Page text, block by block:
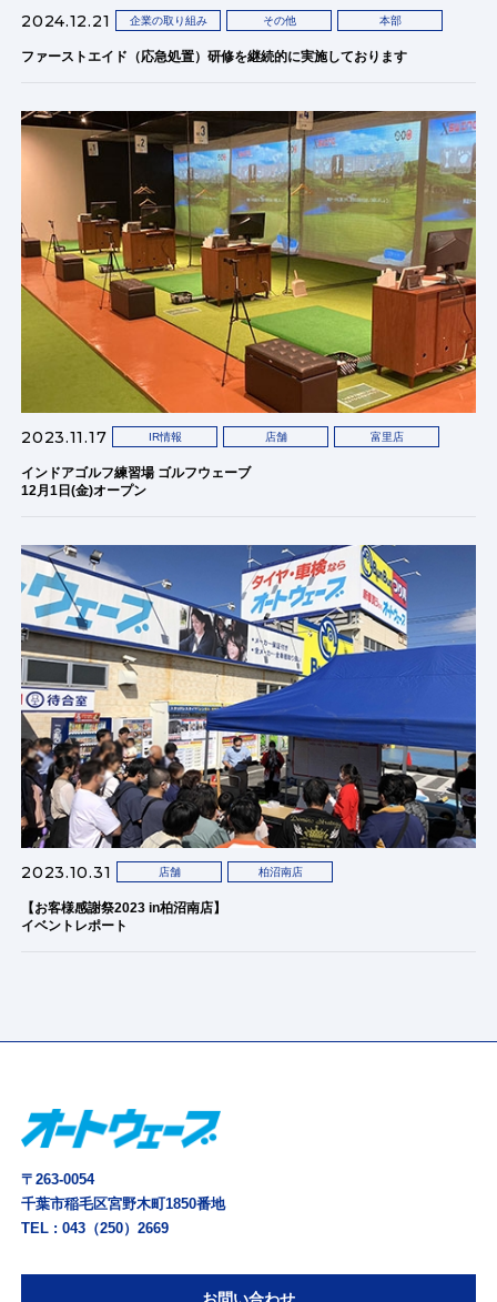
2024.12.21 企業の取り組み その他 本部
ファーストエイド（応急処置）研修を継続的に実施しております
2023.11.17 IR情報 店舗 富里店
インドアゴルフ練習場 ゴルフウェーブ
12月1日(金)オープン
2023.10.31 店舗 柏沼南店
【お客様感謝祭2023 in柏沼南店】
イベントレポート
〒263-0054
千葉市稲毛区宮野木町1850番地
TEL :043（250）2669